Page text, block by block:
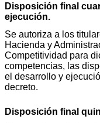
Disposición final
ejecución.
Se autoriza a los
Hacienda y
Competitividad para
competencias, las
el desarrollo y
decreto.
Disposición final